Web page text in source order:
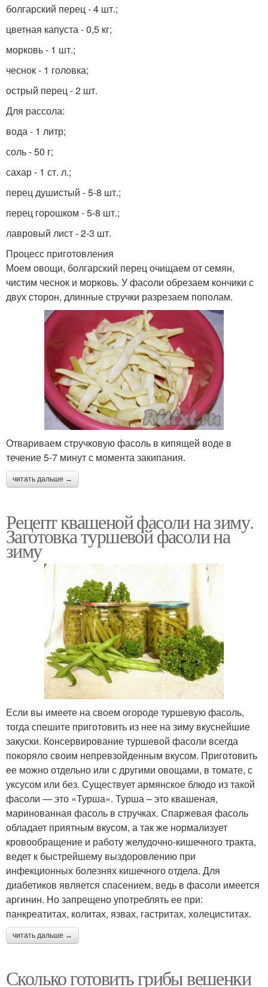
болгарский перец - 4 шт.;
цветная капуста - 0,5 кг;
морковь - 1 шт.;
чеснок - 1 головка;
острый перец - 2 шт.
Для рассола:
вода - 1 литр;
соль - 50 г;
сахар - 1 ст. л.;
перец душистый - 5-8 шт.;
перец горошком - 5-8 шт.;
лавровый лист - 2-3 шт.
Процесс приготовления
Моем овощи, болгарский перец очищаем от семян,
чистим чеснок и морковь. У фасоли обрезаем кончики с
двух сторон, длинные стручки разрезаем пополам.
Отвариваем стручковую фасоль в кипящей воде в
течение 5-7 минут с момента закипания.
читать дальше →
Рецепт квашеной фасоли на зиму.
Заготовка туршевой фасоли на
зиму
Если вы имеете на своем огороде туршевую фасоль,
тогда спешите приготовить из нее на зиму вкуснейшие
закуски. Консервирование туршевой фасоли всегда
покоряло своим непревзойденным вкусом. Приготовить
ее можно отдельно или с другими овощами, в томате, с
уксусом или без. Существует армянское блюдо из такой
фасоли — это «Турша». Турша – это квашеная,
маринованная фасоль в стручках. Спаржевая фасоль
обладает приятным вкусом, а так же нормализует
кровообращение и работу желудочно-кишечного тракта,
ведет к быстрейшему выздоровлению при
инфекционных болезнях кишечного отдела. Для
диабетиков является спасением, ведь в фасоли имеется
аргинин. Но запрещено употреблять ее при:
панкреатитах, колитах, язвах, гастритах, холециститах.
читать дальше →
Сколько готовить грибы вешенки